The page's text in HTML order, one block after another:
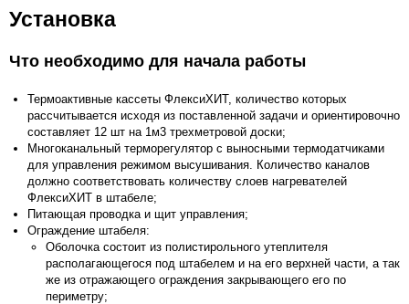
Установка
Что необходимо для начала работы
Термоактивные кассеты ФлексиХИТ, количество которых
рассчитывается исходя из поставленной задачи и ориентировочно
составляет 12 шт на 1м3 трехметровой доски;
Многоканальный терморегулятор с выносными термодатчиками
для управления режимом высушивания. Количество каналов
должно соответствовать количеству слоев нагревателей
ФлексиХИТ в штабеле;
Питающая проводка и щит управления;
Ограждение штабеля:
Оболочка состоит из полистирольного утеплителя
располагающегося под штабелем и на его верхней части, а так
же из отражающего ограждения закрывающего его по
периметру;